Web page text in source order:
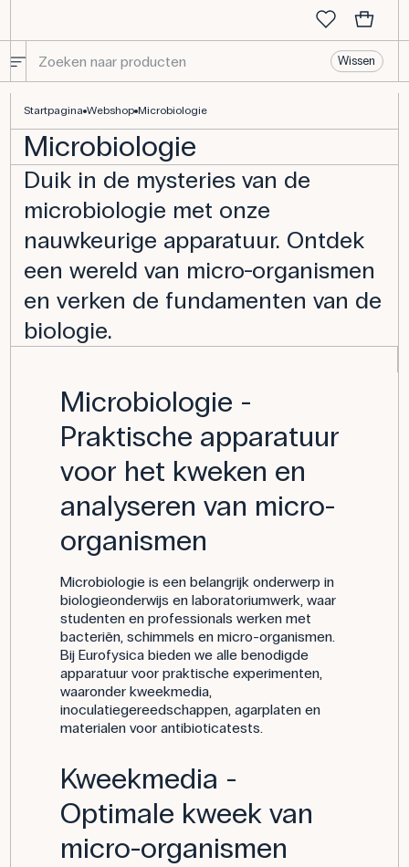
Wissen
Startpagina Webshop Microbiologie
Microbiologie
Duik in de mysteries van de
microbiologie met onze
nauwkeurige apparatuur. Ontdek
een wereld van micro-organismen
en verken de fundamenten van de
biologie.
Microbiologie -
Praktische apparatuur
voor het kweken en
analyseren van micro-
organismen
Microbiologie is een belangrijk onderwerp in
biologieonderwijs en laboratoriumwerk, waar
studenten en professionals werken met
bacteriën, schimmels en micro-organismen.
Bij Eurofysica bieden we alle benodigde
apparatuur voor praktische experimenten,
waaronder kweekmedia,
inoculatiegereedschappen, agarplaten en
materialen voor antibioticatests.
Kweekmedia -
Optimale kweek van
micro-organismen